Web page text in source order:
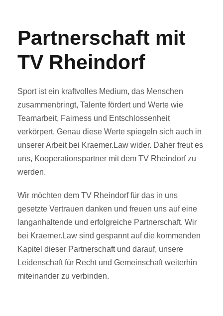
Partnerschaft mit
TV Rheindorf
Sport ist ein kraftvolles Medium, das Menschen
zusammenbringt, Talente fördert und Werte wie
Teamarbeit, Fairness und Entschlossenheit
verkörpert. Genau diese Werte spiegeln sich auch in
unserer Arbeit bei Kraemer.Law wider. Daher freut es
uns, Kooperationspartner mit dem TV Rheindorf zu
werden.
Wir möchten dem TV Rheindorf für das in uns
gesetzte Vertrauen danken und freuen uns auf eine
langanhaltende und erfolgreiche Partnerschaft. Wir
bei Kraemer.Law sind gespannt auf die kommenden
Kapitel dieser Partnerschaft und darauf, unsere
Leidenschaft für Recht und Gemeinschaft weiterhin
miteinander zu verbinden.